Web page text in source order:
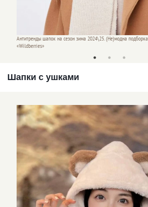
Антитренды шапок на сезон зима 2024\25. (Не)модна подборка
«Wildberries»
Шапки с ушками